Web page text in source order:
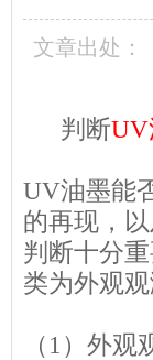
文章出处：
判断UV
UV油墨能
的再现，
判断十分
类为外观
（1）外